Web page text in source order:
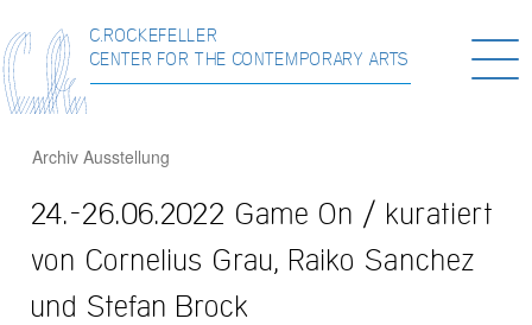
C.ROCKEFELLER
CENTER FOR THE CONTEMPORARY ARTS
Archiv Ausstellung
24.-26.06.2022 Game On / kuratiert
von Cornelius Grau, Raiko Sanchez
und Stefan Brock